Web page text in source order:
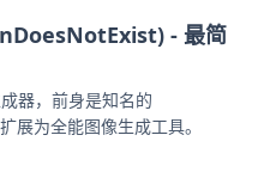
- 最简
器，前身是知名的
为全能图像生成工具。